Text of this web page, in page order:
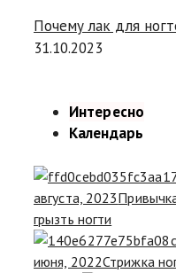
Почему лак для
31.10.2023
Интересно
Календарь
августа, 2023
грызть ногти
июня, 2022Стрижка